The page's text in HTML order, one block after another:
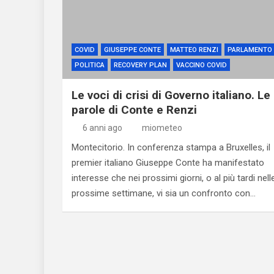
COVID GIUSEPPE CONTE MATTEO RENZI
PARLAMENTO
POLITICA
RECOVERY PLAN VACCINO COVID
Le voci di crisi di Governo italiano. Le
parole di Conte e Renzi
6 anni ago miometeo
Montecitorio. In conferenza stampa a Bruxelles, il
premier italiano Giuseppe Conte ha manifestato
interesse che nei prossimi giorni, o al più tardi
prossime settimane, vi sia un confronto con…